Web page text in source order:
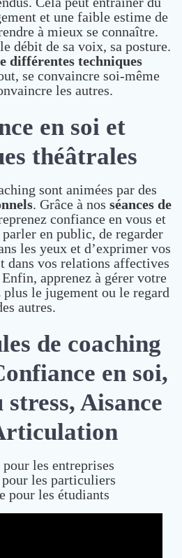
et une faible estime de
à mieux se connaître.
débit de sa voix, sa posture.
différentes techniques
se convaincre soi-même
les autres.
en soi et
théâtrales
sont animées par des
. Grâce à nos séances de
confiance en vous et
parler en public, de regarder
les yeux et d’exprimer vos
dans vos relations affectives
apprenez à gérer votre
plus le jugement ou le regard
autres.
de coaching
en soi,
Aisance
les entreprises
les particuliers
pour les étudiants